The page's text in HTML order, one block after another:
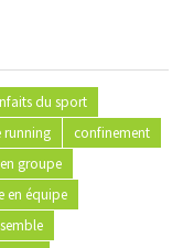
du sport
running
confinement
groupe
en équipe